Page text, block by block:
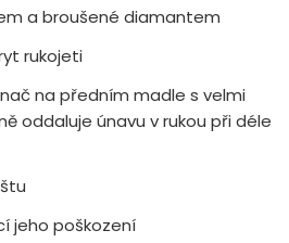
a broušené diamantem
rukojeti
na předním madle s velmi
oddaluje únavu v rukou při déle
jeho poškození